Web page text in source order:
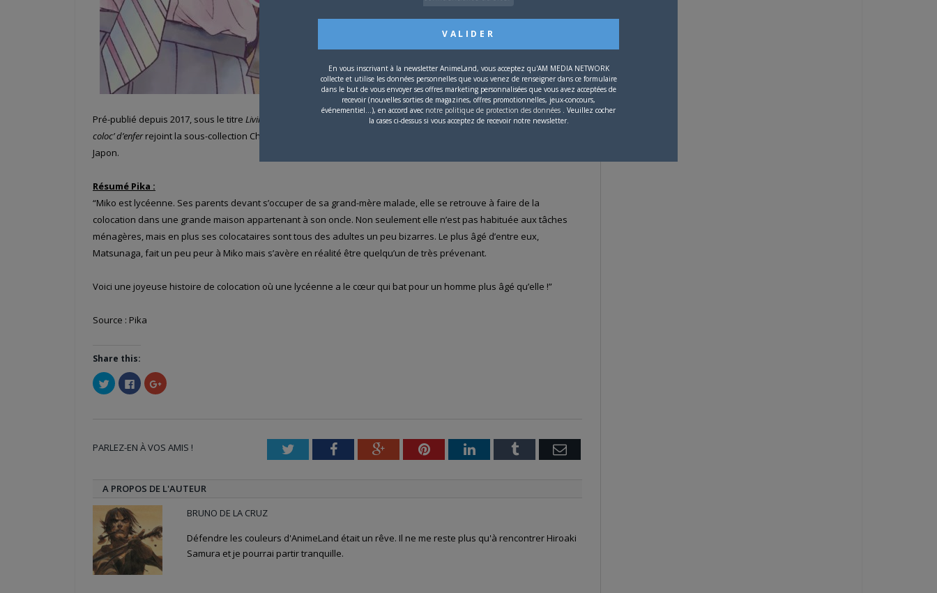
Pré-publié depuis 2017, sous le titre Living no Matsunaga san, dans le magazineDessertdeKodansha, la sérieMon
coloc’ d’enferrejoint la sous-collection Cherry Blush de
Japon.
Résumé Pika :
“Miko est lycéenne. Ses parents devant s’occuper de sa grand-mère malade, elle se retrouve à faire de la
colocation dans une grande maison appartenant à son oncle. Non seulement elle n’est pas habituée aux tâches
ménagères, mais en plus ses colocataires sont tous des adultes un peu bizarres. Le plus âgé d’entre eux,
Matsunaga, fait un peu peur à Miko mais s’avère en réalité être quelqu’un de très prévenant.
Voici une joyeuse histoire de colocation où une lycéenne a le cœur qui bat pour un homme plus âgé qu’elle !”
Source : Pika
Share this:
Cliquez
pour
partager
fenêtre)
Cliquez
pour
partager
fenêtre)
Cliquez
pour
nouvelle
PARLEZ-EN À VOS AMIS ! TwitterFacebookGoogle+PinterestLinkedInTumblr Email
A PROPOS DE L'AUTEUR
BRUNO DE LA CRUZ
Défendre les couleurs d'AnimeLand était un rêve. Il ne me reste plus qu'à rencontrer Hiroaki
Samura et je pourrai partir tranquille.
En vous inscrivant à la newsletter AnimeLand, vous acceptez qu'AM MEDIA NETWORK
collecte et utilise les données personnelles que vous venez de renseigner dans ce formulaire
dans le but de vous envoyer ses offres marketing personnalisées que vous avez acceptées de
recevoir (nouvelles sorties de magazines, offres promotionnelles, jeux-concours,
événementiel...), en accord avec notre politique de protection des données . Veuillez cocher
la cases ci-dessus si vous acceptez de recevoir notre newsletter.